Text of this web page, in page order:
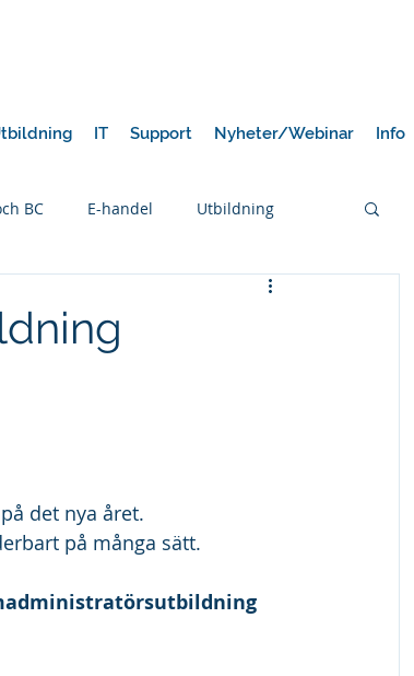
IT Support Nyheter/Webinar Info
BC E-handel Utbildning
det nya året.
på många sätt.